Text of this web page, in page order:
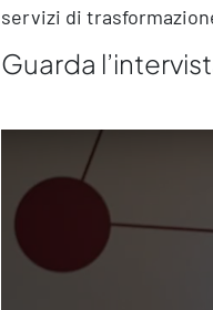
servizi di
Guarda